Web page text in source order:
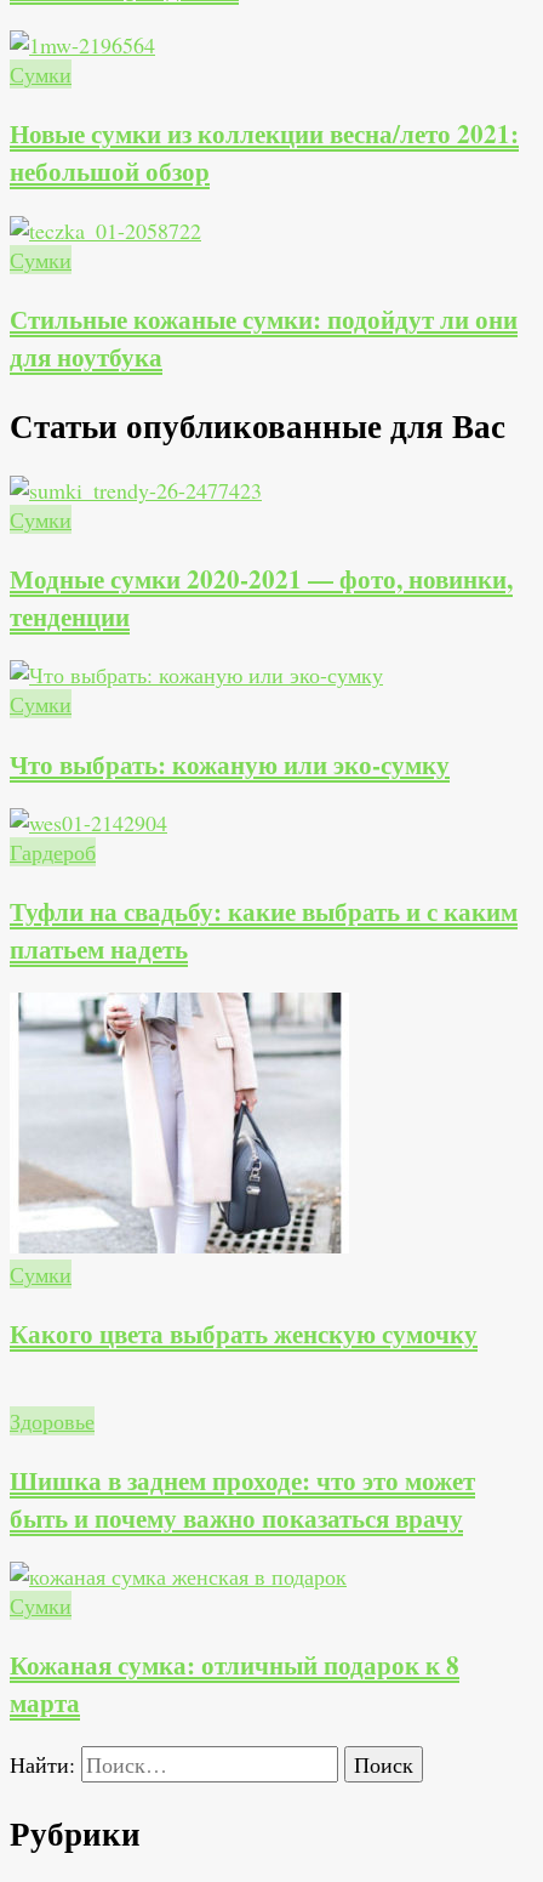
Сумки
Новые сумки из коллекции весна/лето 2021:
небольшой обзор
Сумки
Стильные кожаные сумки: подойдут ли они
для ноутбука
Статьи опубликованные для Вас
Сумки
Модные сумки 2020-2021 — фото, новинки,
тенденции
Сумки
Что выбрать: кожаную или эко-сумку
Гардероб
Туфли на свадьбу: какие выбрать и с каким
платьем надеть
Сумки
Какого цвета выбрать женскую сумочку
Здоровье
Шишка в заднем проходе: что это может
быть и почему важно показаться врачу
Сумки
Кожаная сумка: отличный подарок к 8
марта
Найти:
Рубрики